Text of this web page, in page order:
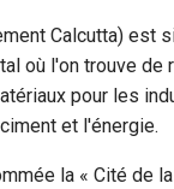
Calcutta) est
où l'on trouve
pour les
et l'énergie.
la « Cité de